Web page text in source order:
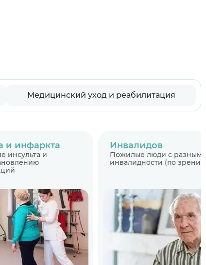
Медицинский уход и реабилитация
и инфаркта
инсульта и
Инвалидов
Пожилые люди с
инвалидности (по